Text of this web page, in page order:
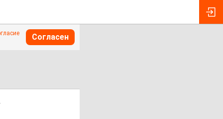
Согласен